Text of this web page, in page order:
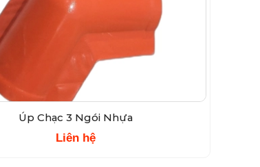
Úp Chạc 3 Ngói Nhựa
Liên hệ